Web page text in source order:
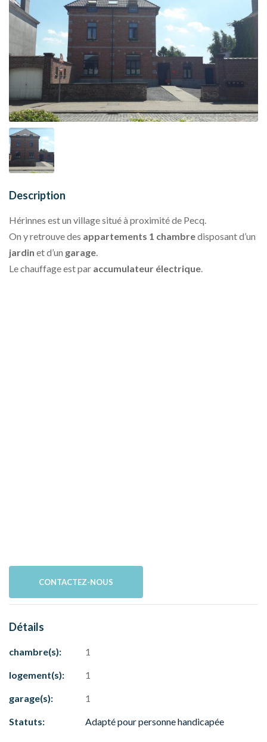
Description
Hérinnes est un village situé à proximité de Pecq.
On y retrouve des appartements 1 chambredisposant d’un
jardin et d’un garage.
Le chauffage est par accumulateur électrique.
CONTACTEZ-NOUS
Détails
chambre(s): 1
logement(s): 1
garage(s): 1
Statuts: Adapté pour personne handicapée